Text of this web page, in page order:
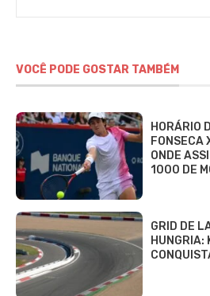
VOCÊ PODE GOSTAR TAMBÉM
HORÁRIO
FONSECA
ONDE
1000 DE
GRID DE
HUNGRIA: